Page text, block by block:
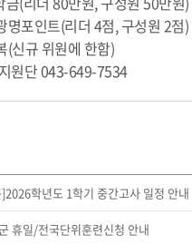
인트(리더 4점, 구성원 2점)
위원에 한함)
원단 043-649-7534
학년도 1학기 중간고사 일정 안내
휴일/전국단위훈련신청 안내